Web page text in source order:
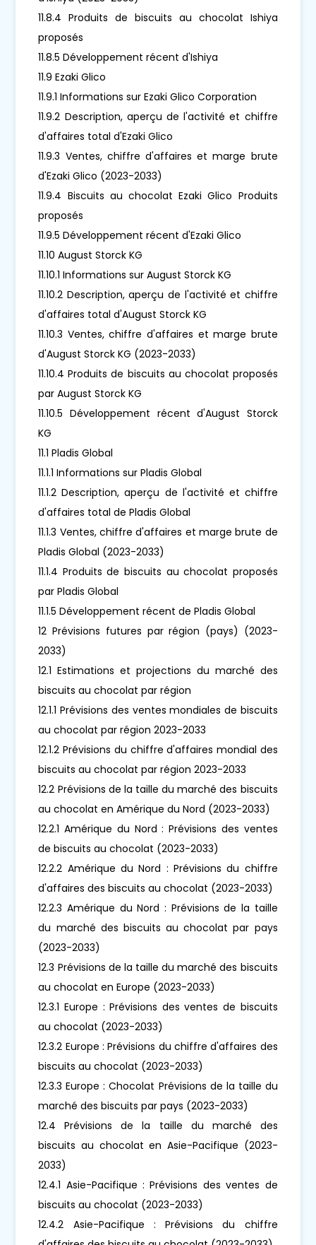
11.8.4 Produits de biscuits au chocolat Ishiya
proposés
11.8.5 Développement récent d'Ishiya
11.9 Ezaki Glico
11.9.1 Informations sur Ezaki Glico Corporation
11.9.2 Description, aperçu de l'activité et chiffre
d'affaires total d'Ezaki Glico
11.9.3 Ventes, chiffre d'affaires et marge brute
d'Ezaki Glico (2023-2033)
11.9.4 Biscuits au chocolat Ezaki Glico Produits
proposés
11.9.5 Développement récent d'Ezaki Glico
11.10 August Storck KG
11.10.1 Informations sur August Storck KG
11.10.2 Description, aperçu de l'activité et chiffre
d'affaires total d'August Storck KG
11.10.3 Ventes, chiffre d'affaires et marge brute
d'August Storck KG (2023-2033)
11.10.4 Produits de biscuits au chocolat proposés
par August Storck KG
11.10.5 Développement récent d'August Storck
KG
11.1 Pladis Global
11.1.1 Informations sur Pladis Global
11.1.2 Description, aperçu de l'activité et chiffre
d'affaires total de Pladis Global
11.1.3 Ventes, chiffre d'affaires et marge brute de
Pladis Global (2023-2033)
11.1.4 Produits de biscuits au chocolat proposés
par Pladis Global
11.1.5 Développement récent de Pladis Global
12 Prévisions futures par région (pays) (2023-
2033)
12.1 Estimations et projections du marché des
biscuits au chocolat par région
12.1.1 Prévisions des ventes mondiales de biscuits
au chocolat par région 2023-2033
12.1.2 Prévisions du chiffre d'affaires mondial des
biscuits au chocolat par région 2023-2033
12.2 Prévisions de la taille du marché des biscuits
au chocolat en Amérique du Nord (2023-2033)
12.2.1 Amérique du Nord : Prévisions des ventes
de biscuits au chocolat (2023-2033)
12.2.2 Amérique du Nord : Prévisions du chiffre
d'affaires des biscuits au chocolat (2023-2033)
12.2.3 Amérique du Nord : Prévisions de la taille
du marché des biscuits au chocolat par pays
(2023-2033)
12.3 Prévisions de la taille du marché des biscuits
au chocolat en Europe (2023-2033)
12.3.1 Europe : Prévisions des ventes de biscuits
au chocolat (2023-2033)
12.3.2 Europe : Prévisions du chiffre d'affaires des
biscuits au chocolat (2023-2033)
12.3.3 Europe : Chocolat Prévisions de la taille du
marché des biscuits par pays (2023-2033)
12.4 Prévisions de la taille du marché des
biscuits au chocolat en Asie-Pacifique (2023-
2033)
12.4.1 Asie-Pacifique : Prévisions des ventes de
biscuits au chocolat (2023-2033)
12.4.2 Asie-Pacifique : Prévisions du chiffre